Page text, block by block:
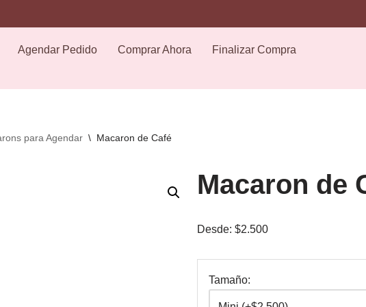
Agendar Pedido Comprar Ahora Finalizar Compra
para Agendar \ Macaron de Café
Macaron de
Desde:$2.500
Tamaño: